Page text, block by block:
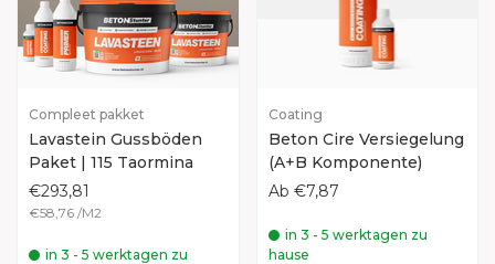
Compleet pakket
Lavastein Gussböden
Paket | 115 Taormina
€293,81
€58,76 /M2
in 3 - 5 werktagen zu
Coating
Beton Cire Versiegelung
(A+B Komponente)
Ab €7,87
in 3 - 5 werktagen zu
hause